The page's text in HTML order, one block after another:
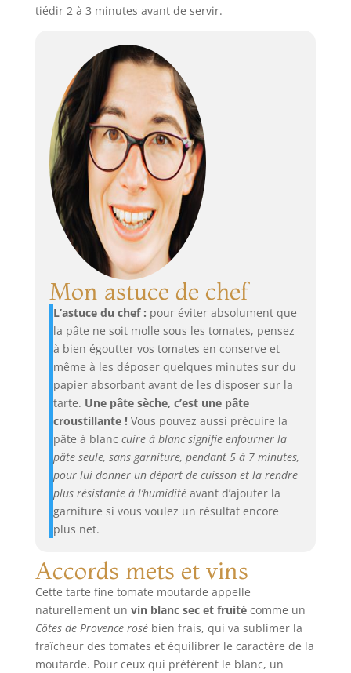
tiédir 2 à 3 minutes avant de servir.
Mon astuce de chef
L’astuce du chef : pour éviter absolument que
la pâte ne soit molle sous les tomates, pensez
à bien égoutter vos tomates en conserve et
même à les déposer quelques minutes sur du
papier absorbant avant de les disposer sur la
tarte. Une pâte sèche, c’est une pâte
croustillante ! Vous pouvez aussi précuire la
pâte à blanc cuire à blanc signifie enfourner la
pâte seule, sans garniture, pendant 5 à 7 minutes,
pour lui donner un départ de cuisson et la rendre
plus résistante à l’humiditéavant d’ajouter la
garniture si vous voulez un résultat encore
plus net.
Accords mets et vins
Cette tarte fine tomate moutarde appelle
naturellement un vin blanc sec et fruitécomme un
Côtes de Provence rosébien frais, qui va sublimer la
fraîcheur des tomates et équilibrer le caractère de la
moutarde. Pour ceux qui préfèrent le blanc, un